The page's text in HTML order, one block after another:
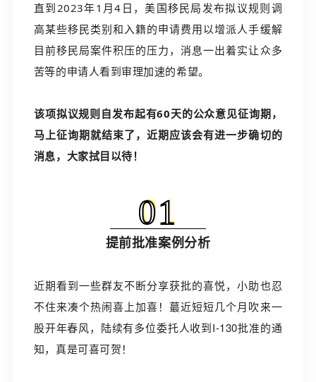
直到2023年1月4日，美国移民局发布拟议规则调
高某些移民类别和入籍的申请费用以增派人手缓解
目前移民局案件积压的压力，消息一出着实让众多
苦等的申请人看到审理加速的希望。
该项拟议规则自发布起有60天的公众意见征询期，
马上征询期就结束了，近期应该会有进一步确切的
消息，大家拭目以待！
01
提前批准案例分析
近期看到一些群友不断分享获批的喜悦，小助也忍
不住来凑个热闹喜上加喜！蕞近短短几个月吹来一
股开年春风，陆续有多位委托人收到I-130批准的通
知，真是可喜可贺！